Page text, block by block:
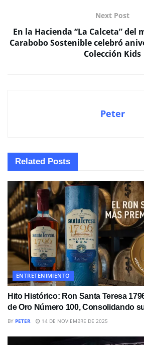
Next Post
En la Hacienda “La Calceta”
Carabobo Sostenible celebró
Colección Kids
Peter
Related Posts
ENTRETENIMIENTO
Hito Histórico: Ron Santa Teresa
de Oro Número 100, Consolidando
BY PETER 14 DE NOVIEMBRE DE 2025